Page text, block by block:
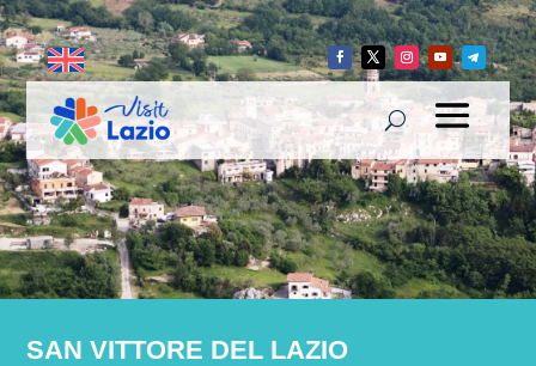
SAN VITTORE DEL LAZIO